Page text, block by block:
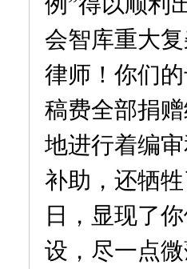
会智库重大
律师！你们
稿费全部捐
地进行着编
补助，还牺
日，显现了
设，尽一点